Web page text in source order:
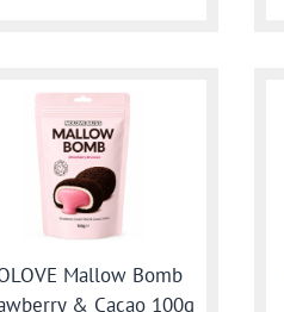
Mallow Bomb
& Cacao 100g